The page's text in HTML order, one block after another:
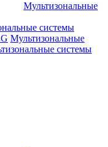
Мультизональные
системы
Мультизональные
системы